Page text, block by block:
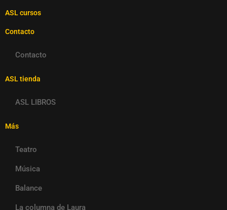
ASL cursos
Contacto
Contacto
ASL tienda
ASL LIBROS
Más
Teatro
Música
Balance
La columna de Laura